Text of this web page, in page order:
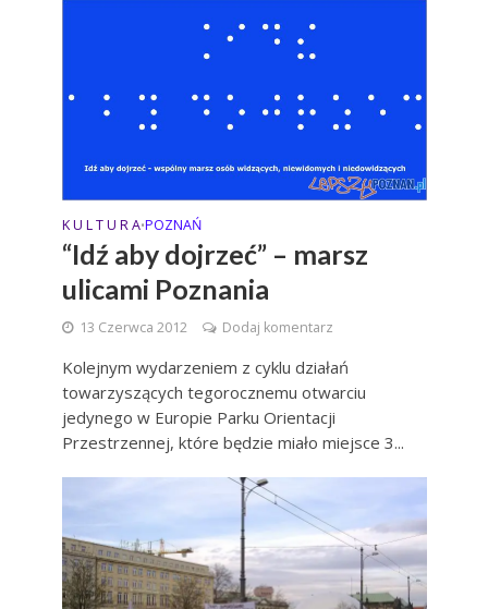
K U L T U R A•POZNAŃ
“Idź aby dojrzeć” – marsz
ulicami Poznania
13 Czerwca 2012 Dodaj komentarz
Kolejnym wydarzeniem z cyklu działań
towarzyszących tegorocznemu otwarciu
jedynego w Europie Parku Orientacji
Przestrzennej, które będzie miało miejsce 3...